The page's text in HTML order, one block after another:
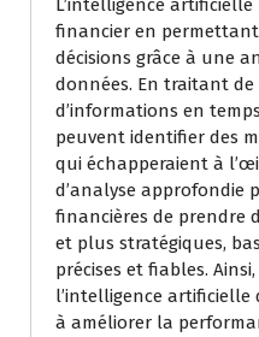
L’intelligence
financier en permettant
décisions grâce à une
données. En traitant
d’informations en
peuvent identifier des
qui échapperaient à
d’analyse approfondie
financières de prendre
et plus stratégiques,
précises et fiables.
l’intelligence
à améliorer la